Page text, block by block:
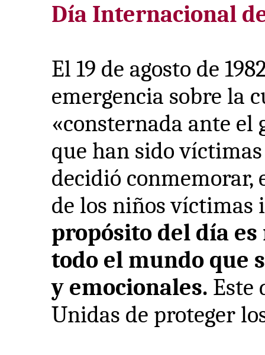
Día Internacional
El 19 de agosto de
emergencia sobre la
«consternada ante el
que han sido
decidió conmemorar,
de los niños víctimas
propósito del día
todo el mundo que
y emocionales. Este
Unidas de proteger